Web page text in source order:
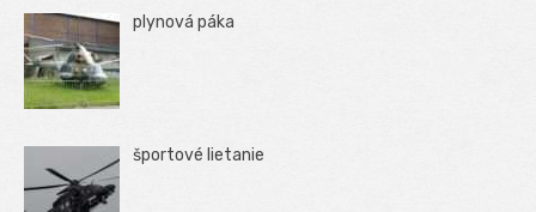
plynová páka
športové lietanie